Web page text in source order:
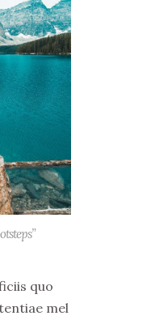
quo
mel